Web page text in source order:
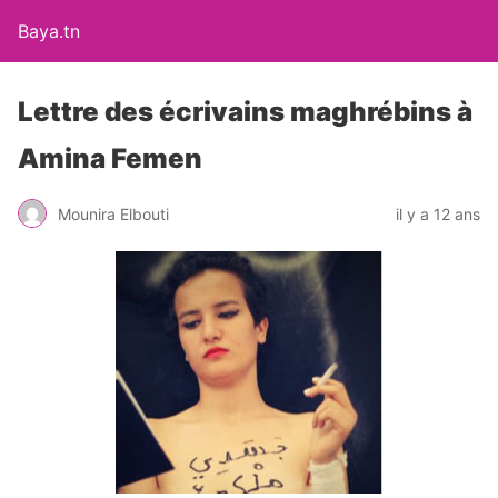
Baya.tn
Lettre des écrivains maghrébins à
Amina Femen
Mounira Elbouti il y a 12 ans